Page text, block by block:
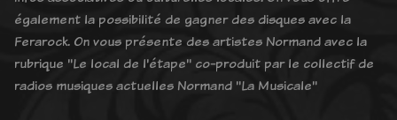
également la possibilité de gagner des disques avec la
Ferarock. On vous présente des artistes Normand avec la
rubrique "Le local de l'étape" co-produit par le collectif de
radios musiques actuelles Normand "La Musicale"